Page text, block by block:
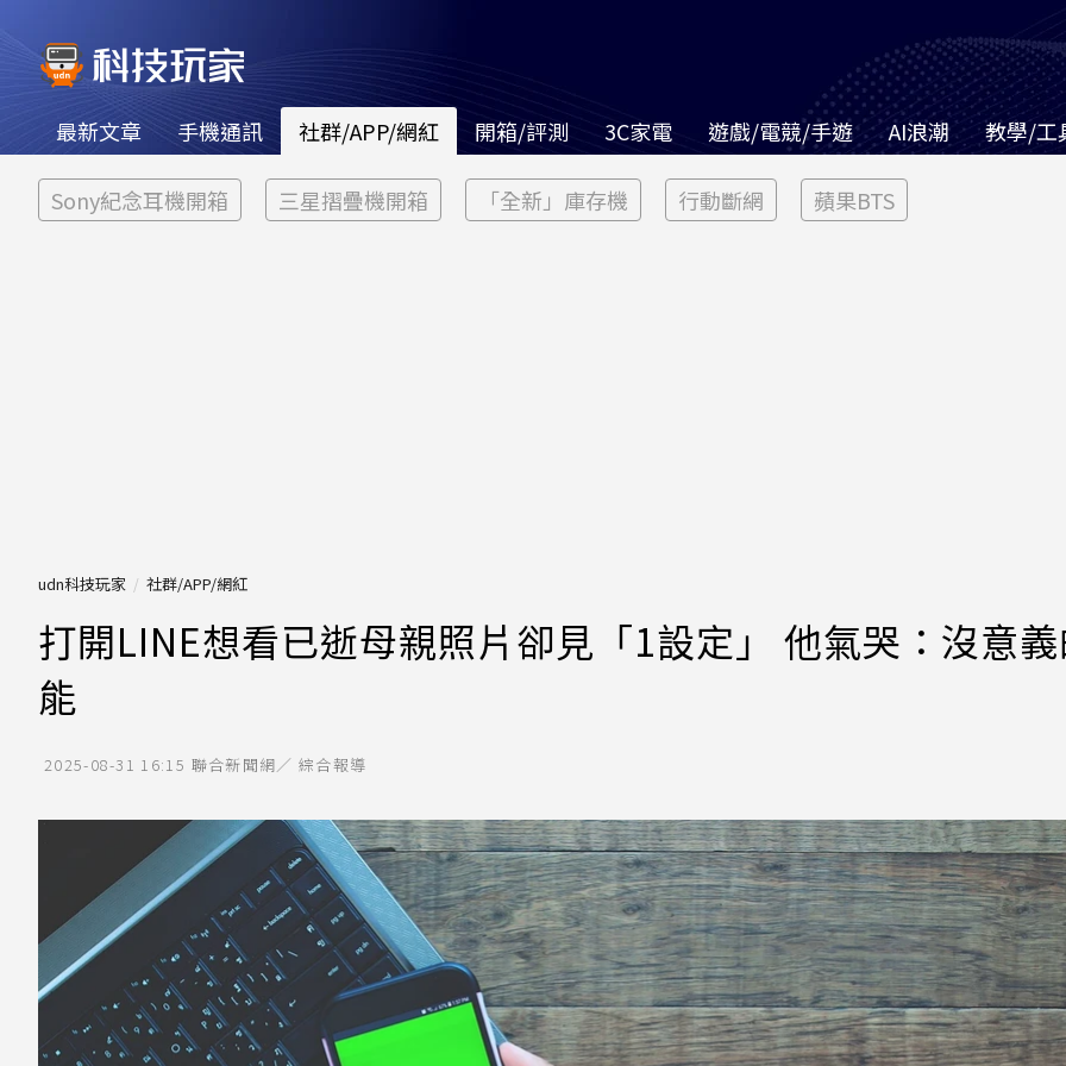
最新文章 手機通訊 社群/APP/網紅 開箱/評測 3C家電 遊戲/電競/手遊 AI浪潮 教學/工
Sony紀念耳機開箱 三星摺疊機開箱 「全新」庫存機 行動斷網 蘋果BTS
udn科技玩家 社群/APP/網紅
打開LINE想看已逝母親照片卻見「1設定」 他氣哭：沒意
能
2025-08-31 16:15 聯合新聞網／ 綜合報導